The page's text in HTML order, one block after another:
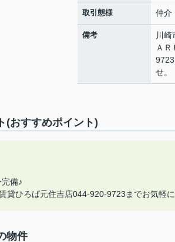
取引態様 仲介
備考
川
Ａ
せ。
(おすすめポイント)
備♪
貸ひろば元住吉店044-920-9723までお気軽に
物件